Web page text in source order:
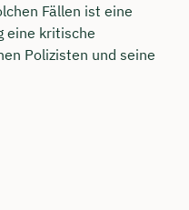
Fällen ist eine
eine kritische
Polizisten und seine